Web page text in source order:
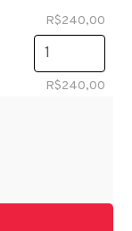
R$240,00
R$240,00